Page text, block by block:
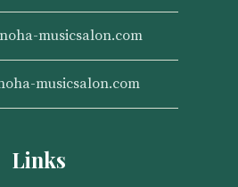
musicsalon.com
musicsalon.com
Links